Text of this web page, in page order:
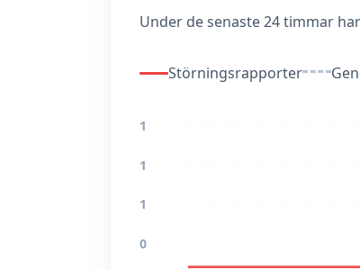
Under de senaste 24 timmar
Störningsrapporter
1
1
1
0